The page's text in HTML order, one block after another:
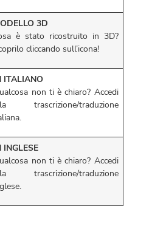
3D
è stato ricostruito in 3D?
cliccando sull’icona!
ITALIANO
non ti è chiaro? Accedi
trascrizione/traduzione
INGLESE
non ti è chiaro? Accedi
trascrizione/traduzione